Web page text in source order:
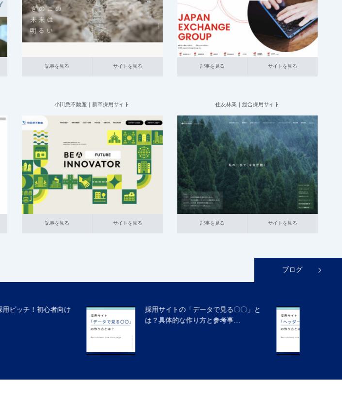
採用サイト
本社が地方の企業
記事を見る サイトを見る
記事を見る サイトを見る
企業の採用サイト
記事を見る サイトを見る
記事を見る サイトを見る
小田急不動産｜新卒採用サイト
001_新卒採用サイト 020_不動産
大企業
の採用サイト
記事を見る サイトを見る
記事を見る サイトを見る
住友林業｜総合採用サイト
2025.06.20
004_総合採用サイト 019_建設 大企業の
採用サイト
記事を見る サイトを見る
記事を見る サイトを見る
ブログ
トの「データで見る〇〇」と
的な作り方と参考事…
採用サイト「ヘッダーの役割」と実践
的な作り方